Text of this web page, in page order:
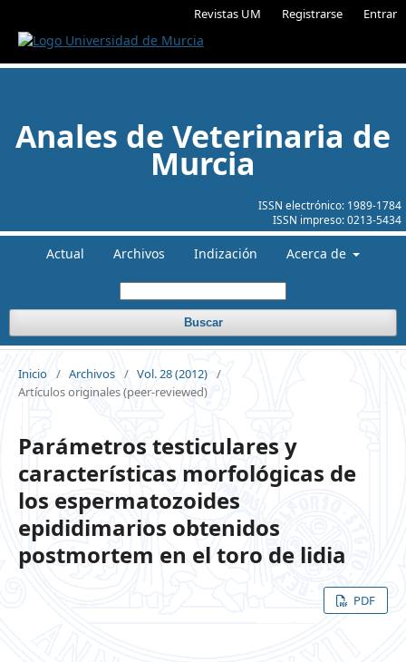
Revistas UM Registrarse Entrar
ISSN electrónico: 1989-1784
ISSN impreso:0213-5434
Anales de Veterinaria de
Murcia
Actual Archivos Indización Acerca de
Buscar
Inicio / Archivos / Vol. 28 (2012) /
Artículos originales (peer-reviewed)
Parámetros testiculares y
características morfológicas de
los espermatozoides
epididimarios obtenidos
postmortem en el toro de lidia
PDF